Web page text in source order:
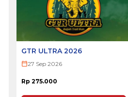
GTR ULTRA 2026
27 Sep 2026
Rp 275.000